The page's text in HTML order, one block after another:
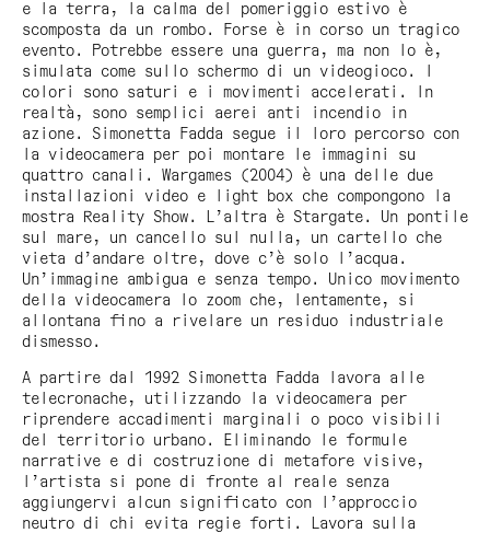
e la terra, la calma del pomeriggio estivo è
scomposta da un rombo. Forse è in corso un tragico
evento. Potrebbe essere una guerra, ma non lo è,
simulata come sullo schermo di un videogioco. I
colori sono saturi e i movimenti accelerati. In
realtà, sono semplici aerei anti incendio in
azione. Simonetta Fadda segue il loro percorso con
la videocamera per poi montare le immagini su
quattro canali. Wargames (2004) è una delle due
installazioni video e light box che compongono la
mostra
Reality Show . L’altra è Stargate. Un pontile
sul mare , un cancello sul nulla, un cartello che
vieta d’andare oltre, dove c’è solo l’acqua.
Un’immagine ambigua e senza tempo. Unico movimento
della videocamera lo zoom che, lentamente, si
allontana fino a rivelare un residuo industriale
dismesso.
A partire dal 1992 Simonetta Fadda lavora alle
telecronache, utilizzando la videocamera per
riprendere accadimenti marginali o poco visibili
del territorio urbano. Eliminando le formule
narrative e di costruzione di metafore visive,
l’artista si pone di fronte al reale senza
aggiungervi alcun significato con l’approccio
neutro di chi evita regie forti. Lavora sulla